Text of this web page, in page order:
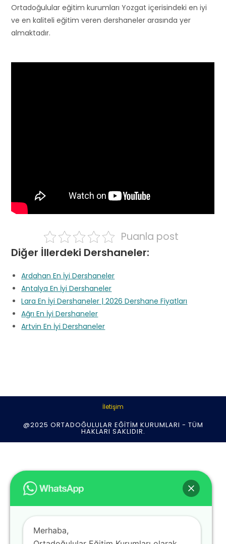
Ortadoğulular eğitim kurumları Yozgat içerisindeki en iyi
ve en kaliteli eğitim veren dershaneler arasında yer
almaktadır.
Puanla post
Diğer İllerdeki Dershaneler:
Ardahan En İyi Dershaneler
Antalya En İyi Dershaneler
Lara En İyi Dershaneler | 2026 Dershane Fiyatları
Ağrı En İyi Dershaneler
Artvin En İyi Dershaneler
İletişim
@2025 ORTADOĞULULAR EĞITIM KURUMLARI - TÜM
HAKLARI SAKLIDIR.
Merhaba,